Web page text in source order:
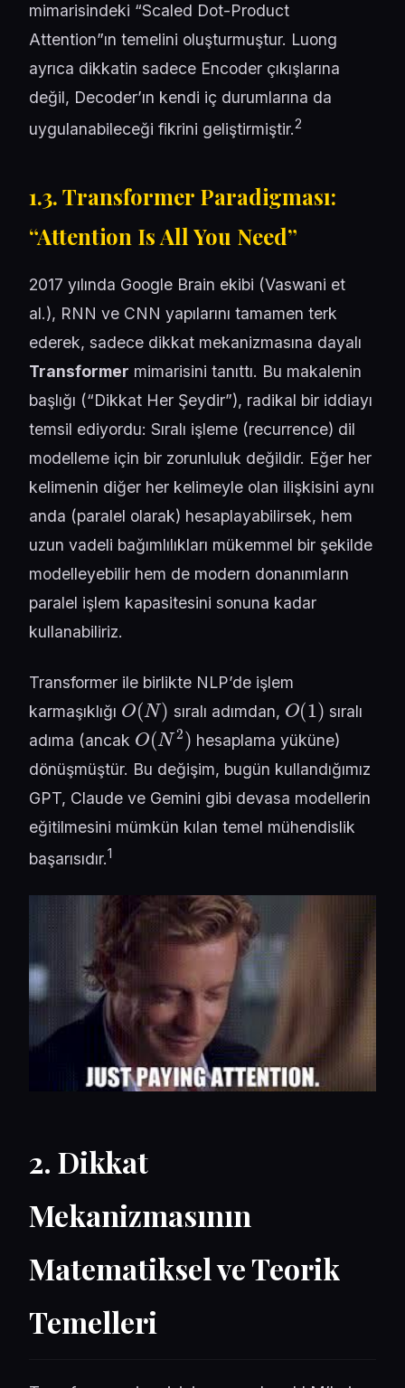
mimarisindeki “Scaled Dot-Product
Attention”ın temelini oluşturmuştur. Luong
ayrıca dikkatin sadece Encoder çıkışlarına
değil, Decoder’ın kendi iç durumlarına da
uygulanabileceği fikrini geliştirmiştir.2
1.3. Transformer Paradigması:
“Attention Is All You Need”
2017 yılında Google Brain ekibi (Vaswani et
al.), RNN ve CNN yapılarını tamamen terk
ederek, sadece dikkat mekanizmasına dayalı
Transformer mimarisini tanıttı. Bu makalenin
başlığı (“Dikkat Her Şeydir”), radikal bir iddiayı
temsil ediyordu: Sıralı işleme (recurrence) dil
modelleme için bir zorunluluk değildir. Eğer her
kelimenin diğer her kelimeyle olan ilişkisini aynı
anda (paralel olarak) hesaplayabilirsek, hem
uzun vadeli bağımlılıkları mükemmel bir şekilde
modelleyebilir hem de modern donanımların
paralel işlem kapasitesini sonuna kadar
kullanabiliriz.
Transformer ile birlikte NLP’de işlem
karmaşıklığı
O(N)
sıralı adımdan,
O(1)
sıralı
adıma (ancak
O(N2)
hesaplama yüküne)
dönüşmüştür. Bu değişim, bugün kullandığımız
GPT, Claude ve Gemini gibi devasa modellerin
eğitilmesini mümkün kılan temel mühendislik
başarısıdır.1
2. Dikkat
Mekanizmasının
Matematiksel ve Teorik
Temelleri